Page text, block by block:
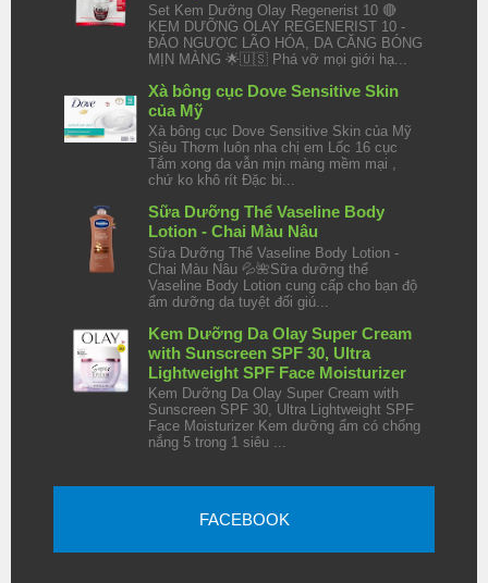
Set Kem Dưỡng Olay Regenerist 10 🔴
KEM DƯỠNG OLAY REGENERIST 10 -
ĐẢO NGƯỢC LÃO HÓA, DA CĂNG BÓNG
MỊN MÀNG 🌟🇺🇸 Phá vỡ mọi giới hạ...
Xà bông cục Dove Sensitive Skin
của Mỹ
Xà bông cục Dove Sensitive Skin của Mỹ
Siêu Thơm luôn nha chị em Lốc 16 cục
Tắm xong da vẫn mịn màng mềm mại ,
chứ ko khô rít Đặc bi...
Sữa Dưỡng Thể Vaseline Body
Lotion - Chai Màu Nâu
Sữa Dưỡng Thể Vaseline Body Lotion -
Chai Màu Nâu 💦🌺Sữa dưỡng thể
Vaseline Body Lotion cung cấp cho bạn độ
ẩm dưỡng da tuyệt đối giú...
Kem Dưỡng Da Olay Super Cream
with Sunscreen SPF 30, Ultra
Lightweight SPF Face Moisturizer
Kem Dưỡng Da Olay Super Cream with
Sunscreen SPF 30, Ultra Lightweight SPF
Face Moisturizer Kem dưỡng ẩm có chống
nắng 5 trong 1 siêu ...
FACEBOOK